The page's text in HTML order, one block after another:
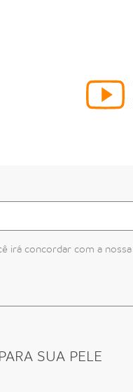
irá concordar com a nossa
SUA PELE